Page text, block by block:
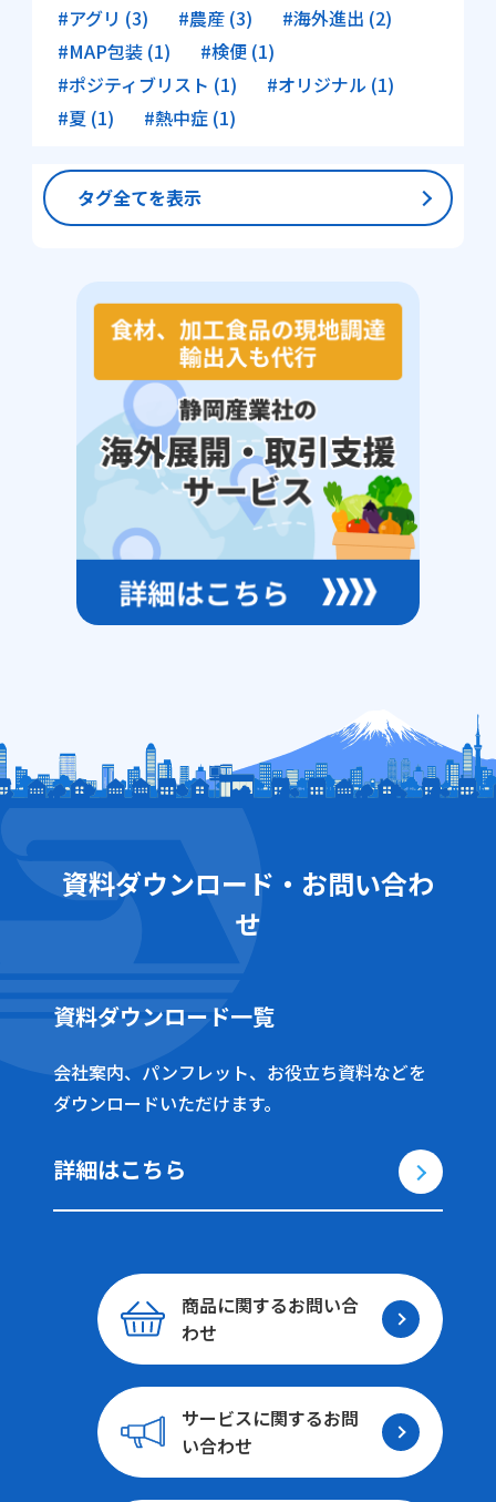
#アグリ (3)
#農産 (3)
#海外進出 (2)
#MAP包装 (1)
#検便 (1)
#ポジティブリスト (1)
#オリジナル (1)
#夏 (1)
#熱中症 (1)
タグ全てを表示
資料ダウンロード・お問い合わ
せ
資料ダウンロード一覧
会社案内、パンフレット、お役立ち資料などを
ダウンロードいただけます。
詳細はこちら
商品に関するお問い合
わせ
サービスに関するお問
い合わせ